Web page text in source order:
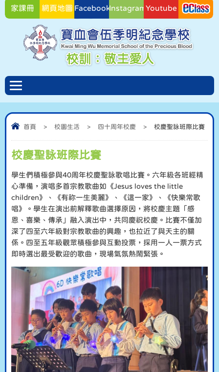
家課冊 網頁地圖 FacebookInstagramYoutube
首頁 > 校園生活 > 四十周年校慶 > 校慶聖詠班際比賽
校慶聖詠班際比賽
學生們積極參與40周年校慶聖詠歌唱比賽。六年級各班經精
心準備，演唱多首宗教歌曲如《Jesus loves the little
children》、《有祢一生美麗》、《這一家》、《快樂常歌
唱》。學生在演出前解釋歌曲選擇原因，將校慶主題「感
恩、喜樂、傳承」融入演出中，共同慶祝校慶。比賽不僅加
深了四至六年級對宗教歌曲的興趣，也拉近了與天主的關
係。四至五年級觀眾積極參與互動投票，採用一人一票方式
即時選出最受歡迎的歌曲，現場氣氛熱鬧緊張。